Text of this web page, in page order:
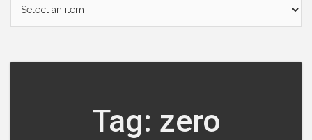
Tag: zero